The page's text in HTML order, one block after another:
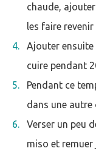
chaude,
les faire
Ajouter ensuite
cuire pendant
Pendant ce
dans une autre
Verser un peu
miso et remuer